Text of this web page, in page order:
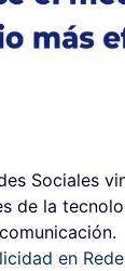
Sociales
de la
en